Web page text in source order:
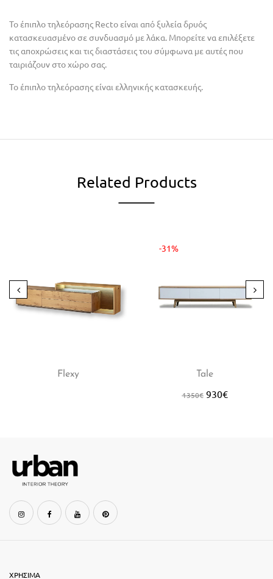
Το έπιπλο τηλεόρασης Recto είναι από ξυλεία δρυός
κατασκευασμένο σε συνδυασμό με λάκα. Μπορείτε να επιλέξετε
τις αποχρώσεις και τις διαστάσεις του σύμφωνα με αυτές που
ταιριάζουν στο χώρο σας.
Το έπιπλο τηλεόρασης είναι ελληνικής κατασκευής.
Related Products
Flexy
-31%
Tale
1350€ 930€
ΧΡΗΣΙΜΑ